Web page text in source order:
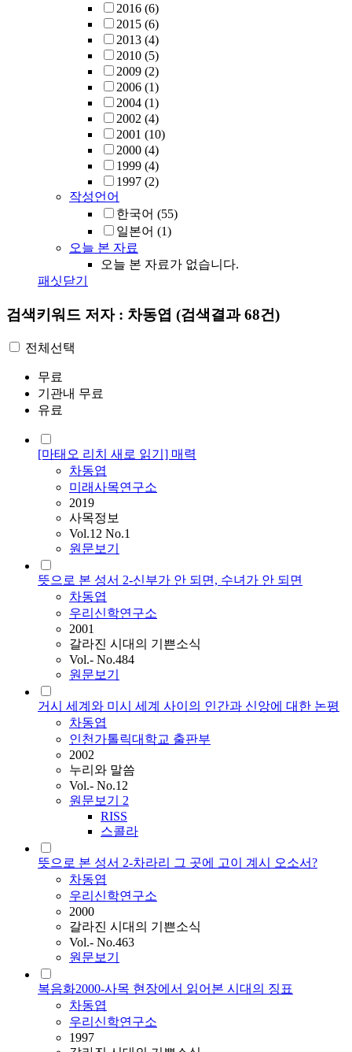
2016 (6)
2015 (6)
2013 (4)
2010 (5)
2009 (2)
2006 (1)
2004 (1)
2002 (4)
2001 (10)
2000 (4)
1999 (4)
1997 (2)
작성언어
한국어 (55)
일본어 (1)
오늘 본 자료
오늘 본 자료가 없습니다.
패싯닫기
검색키워드 저자 : 차동엽 (검색결과 68건)
전체선택
무료
기관내 무료
유료
[마태오 리치 새로 읽기] 매력
차동엽
미래사목연구소
2019
사목정보
Vol.12 No.1
원문보기
뜻으로 본 성서 2-신부가 안 되면, 수녀가 안 되면
차동엽
우리신학연구소
2001
갈라진 시대의 기쁜소식
Vol.- No.484
원문보기
거시 세계와 미시 세계 사이의 인간과 신앙에 대한 논평
차동엽
인천가톨릭대학교 출판부
2002
누리와 말씀
Vol.- No.12
원문보기 2
RISS
스콜라
뜻으로 본 성서 2-차라리 그 곳에 고이 계시 오소서?
차동엽
우리신학연구소
2000
갈라진 시대의 기쁜소식
Vol.- No.463
원문보기
복음화2000-사목 현장에서 읽어본 시대의 징표
차동엽
우리신학연구소
1997